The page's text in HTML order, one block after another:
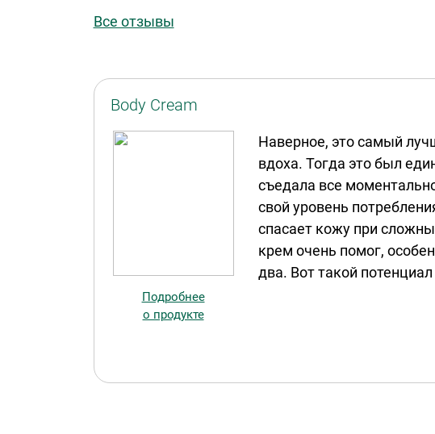
Все отзывы
Body Cream
Подробнее
о продукте
Наверное, это самый
вдоха. Тогда это был
съедала все
свой уровень
спасает кожу при
крем очень помог,
два. Вот такой